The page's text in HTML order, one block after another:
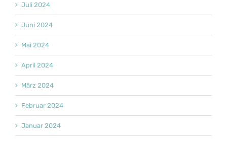
Juli 2024
Juni 2024
Mai 2024
April 2024
März 2024
Februar 2024
Januar 2024